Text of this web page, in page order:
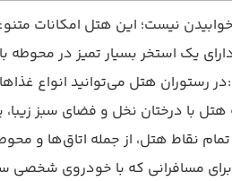
نیست؛ این هتل امکانات
یک استخر بسیار تمیز در محوطه
رستوران هتل می‌توانید انواع
با درختان نخل و فضای سبز
تمام نقاط هتل، از جمله اتاق‌ها و
مسافرانی که با خودروی شخصی